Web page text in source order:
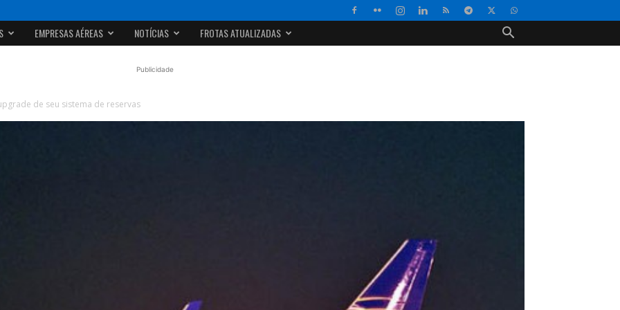
EMPRESAS AÉREAS NOTÍCIAS FROTAS ATUALIZADAS
Publicidade
de seu sistema de reservas